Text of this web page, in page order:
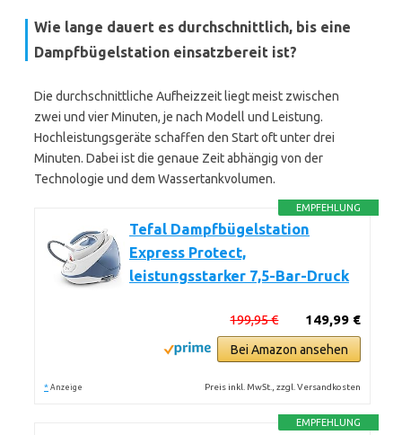
Wie lange dauert es durchschnittlich, bis eine
Dampfbügelstation einsatzbereit ist?
Die durchschnittliche Aufheizzeit liegt meist zwischen
zwei und vier Minuten, je nach Modell und Leistung.
Hochleistungsgeräte schaffen den Start oft unter drei
Minuten. Dabei ist die genaue Zeit abhängig von der
Technologie und dem Wassertankvolumen.
EMPFEHLUNG
Tefal Dampfbügelstation
Express Protect,
leistungsstarker 7,5-Bar-Druck
149,99 €
199,95 €
Bei Amazon ansehen
* Anzeige Preis inkl. MwSt., zzgl. Versandkosten
EMPFEHLUNG